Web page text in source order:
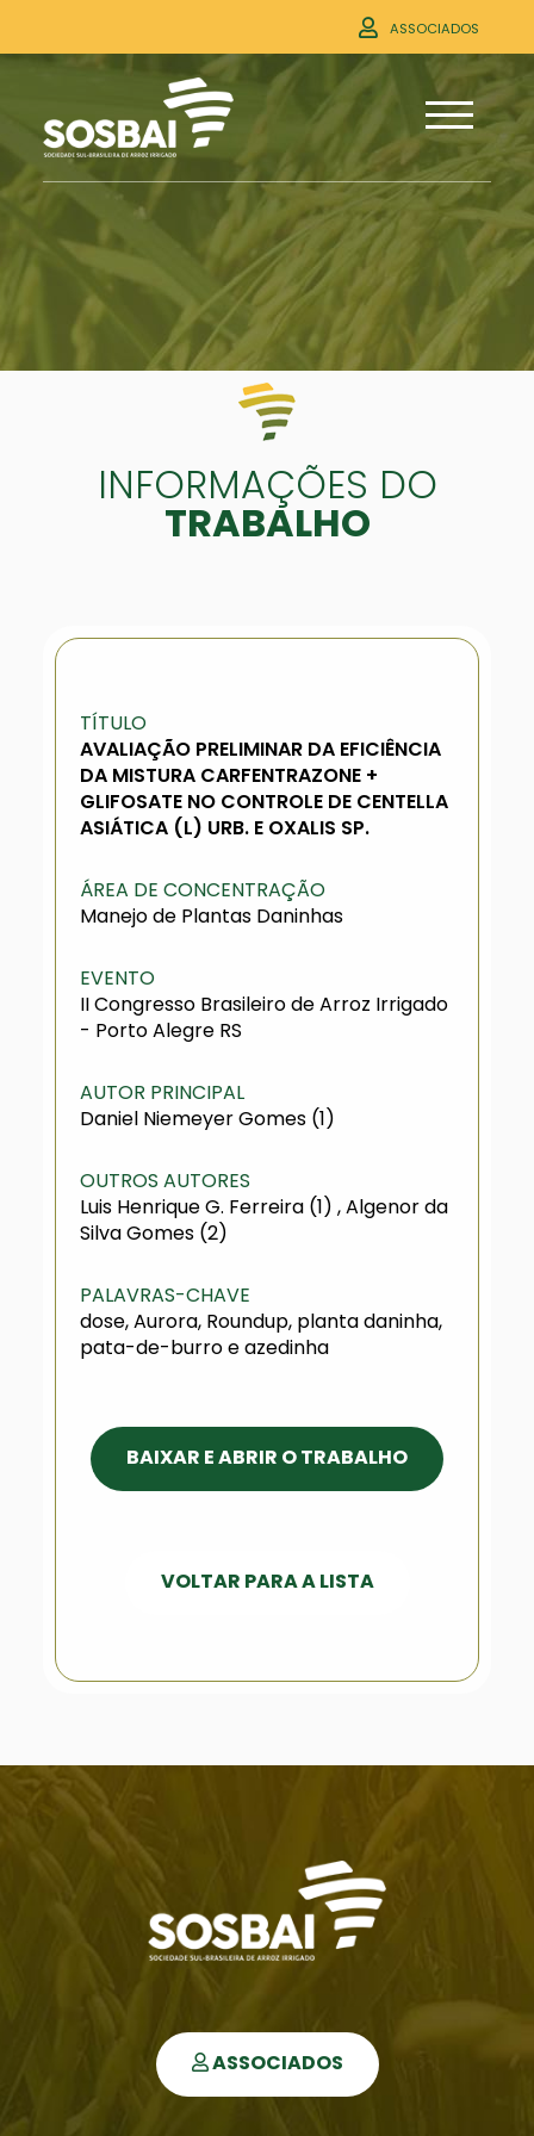
ASSOCIADOS
INFORMAÇÕES DO
TRABALHO
TÍTULO
AVALIAÇÃO PRELIMINAR DA EFICIÊNCIA
DA MISTURA CARFENTRAZONE +
GLIFOSATE NO CONTROLE DE CENTELLA
ASIÁTICA (L) URB. E OXALIS SP.
ÁREA DE CONCENTRAÇÃO
Manejo de Plantas Daninhas
EVENTO
II Congresso Brasileiro de Arroz Irrigado
- Porto Alegre RS
AUTOR PRINCIPAL
Daniel Niemeyer Gomes (1)
OUTROS AUTORES
Luis Henrique G. Ferreira (1) , Algenor da
Silva Gomes (2)
PALAVRAS-CHAVE
dose, Aurora, Roundup, planta daninha,
pata-de-burro e azedinha
BAIXAR E ABRIR O TRABALHO
VOLTAR PARA A LISTA
ASSOCIADOS